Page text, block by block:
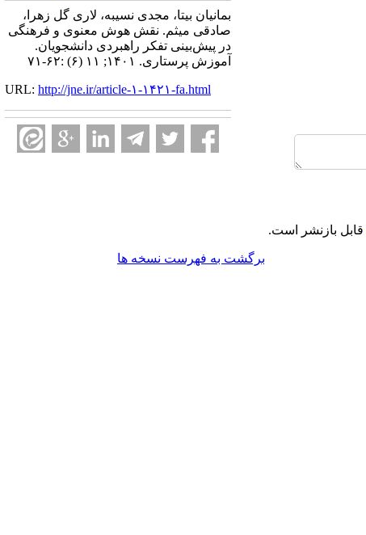
بمانیان بیتا، مجدی نسیبه، لاری گل زهرا،
صادقی میثم. نقش هوش معنوی و فرهنگی
در پیش‌بینی تفکر راهبردی دانشجویان.
آموزش پرستاری. ۱۴۰۱; ۱۱ (۶) :۶۲-۷۱
URL: http://jne.ir/article-۱-۱۴۲۱-fa.html
قابل بازنشر است.
برگشت به فهرست نسخه ها